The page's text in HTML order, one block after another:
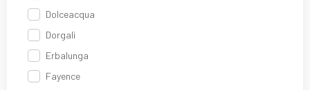
Dolceacqua
Dorgali
Erbalunga
Fayence